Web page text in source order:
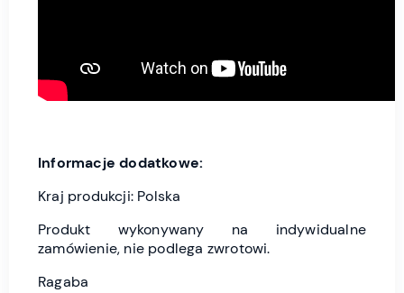
Informacje dodatkowe:
Kraj produkcji: Polska
Produkt wykonywany na indywidualne
zamówienie, nie podlega zwrotowi.
Ragaba